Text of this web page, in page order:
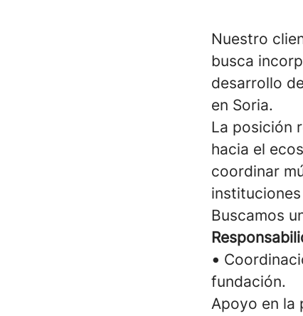
Nuestro
busca
desarrollo
en Soria.
La posición
hacia el
coordinar
Buscamos
•
fundación.
Apoyo en la